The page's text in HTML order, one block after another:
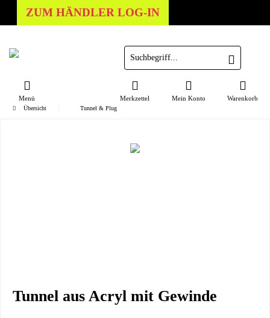
ZUM HÄNDLER LOG-IN
Menü Warenkorb
Merkzettel Mein Konto
Übersicht Tunnel & Plug
Tunnel aus Acryl mit Gewinde